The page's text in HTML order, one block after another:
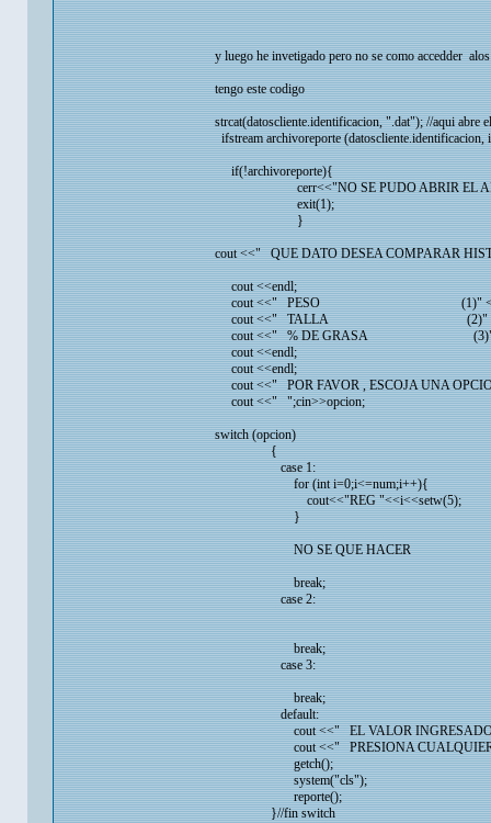
y luego he invetigado pero no se como accedder
tengo este codigo
strcat(datoscliente.identificacion, ".dat"); //aqui abre
ifstream archivoreporte (datoscliente.identificacion,
if(!archivoreporte){
cerr<<"NO SE PUDO ABRIR EL
exit(1);
}
cout <<" QUE DATO DESEA COMPARAR
cout <<endl;
cout <<" PESO (1)"
cout <<" TALLA (2)"
cout <<" % DE GRASA (3)"
cout <<endl;
cout <<endl;
cout <<" POR FAVOR , ESCOJA UNA
cout <<" ";cin>>opcion;
switch (opcion)
{
case 1:
for (int i=0;i<=num;i++){
cout<<"REG "<<i<<setw(5);
}
NO SE QUE HACER
break;
case 2:
break;
case 3:
break;
default:
cout <<" EL VALOR INGRESADO NO
cout <<" PRESIONA CUALQUIER
getch();
system("cls");
reporte();
}//fin switch